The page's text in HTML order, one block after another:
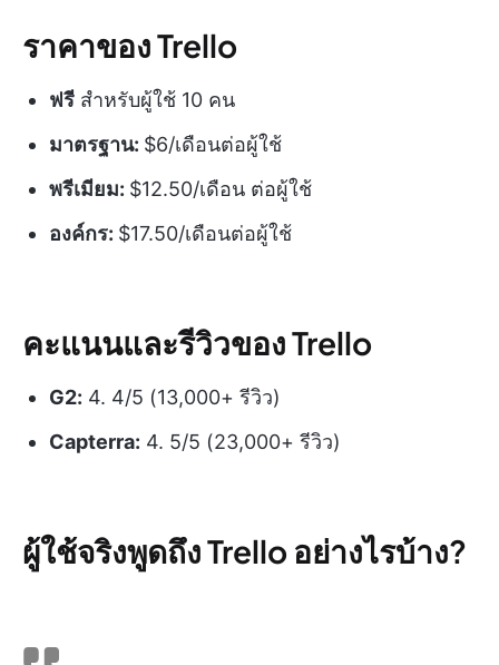
ราคาของ Trello
ฟรี สำหรับผู้ใช้ 10 คน
มาตรฐาน: $6/เดือนต่อผู้ใช้
พรีเมียม: $12.50/เดือน ต่อผู้ใช้
องค์กร: $17.50/เดือนต่อผู้ใช้
คะแนนและรีวิวของ Trello
G2: 4. 4/5 (13,000+ รีวิว)
Capterra: 4. 5/5 (23,000+ รีวิว)
ผู้ใช้จริงพูดถึง Trello อย่างไรบ้าง?